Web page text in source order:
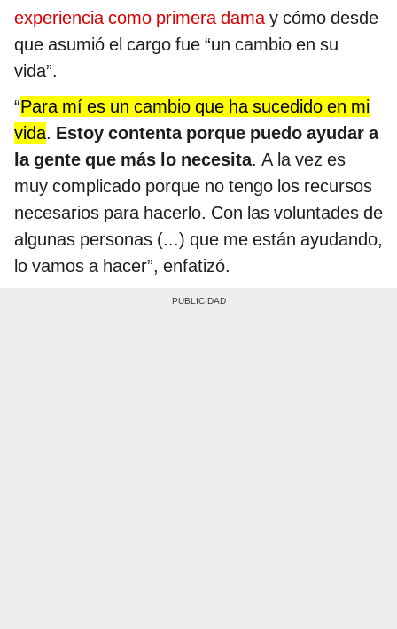
experiencia como primera damay cómo desde
que asumió el cargo fue “un cambio en su
vida”.
“Para mí es un cambio que ha sucedido en mi
vida. Estoy contenta porque puedo ayudar a
la gente que más lo necesita. A la vez es
muy complicado porque no tengo los recursos
necesarios para hacerlo. Con las voluntades de
algunas personas (...) que me están ayudando,
lo vamos a hacer”, enfatizó.